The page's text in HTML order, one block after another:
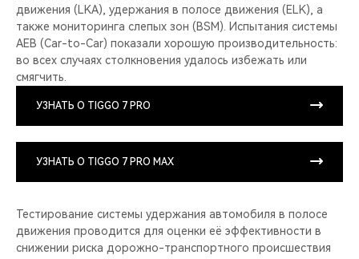
движения (LKA), удержания в полосе движения (ELK), а
также мониторинга слепых зон (BSM). Испытания системы
AEB (Car-to-Car) показали хорошую производительность:
во всех случаях столкновения удалось избежать или
смягчить.
УЗНАТЬ О TIGGO 7 PRO
УЗНАТЬ О TIGGO 7 PRO MAX
Тестирование системы удержания автомобиля в полосе
движения проводится для оценки её эффективности в
снижении риска дорожно-транспортного происшествия